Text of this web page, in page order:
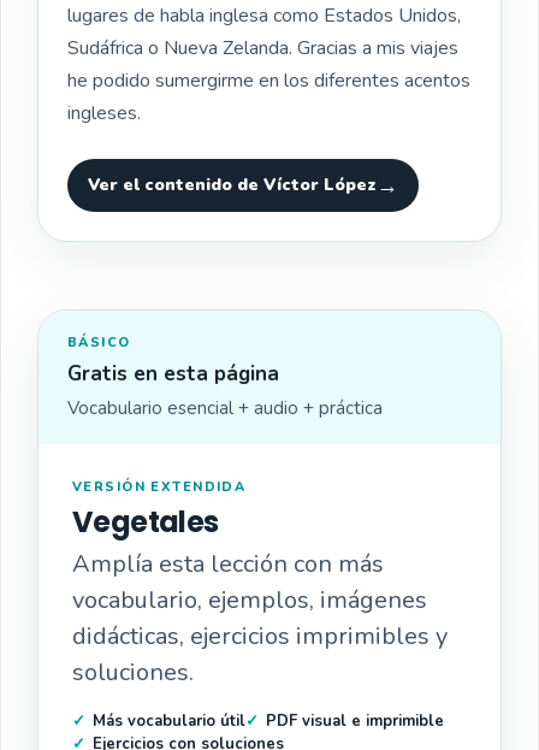
lugares de habla inglesa como Estados Unidos,
Sudáfrica o Nueva Zelanda. Gracias a mis viajes
he podido sumergirme en los diferentes acentos
ingleses.
Ver el contenido de Víctor López
BÁSICO
Gratis en esta página
Vocabulario esencial + audio + práctica
VERSIÓN EXTENDIDA
Vegetales
Amplía esta lección con más
vocabulario, ejemplos, imágenes
didácticas, ejercicios imprimibles y
soluciones.
Más vocabulario útil
PDF visual e imprimible
Ejercicios con soluciones